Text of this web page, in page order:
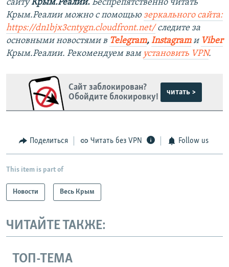
сайтуКрым.Реалии. Беспрепятственно читать
Крым.Реалии можно с помощью зеркального сайта:
https://dn1bjx3cntygn.cloudfront.net/следите за
основными новостями в Telegram, Instagramи Viber
Крым.Реалии. Рекомендуем вам установить VPN.
Сайт заблокирован?
Обойдите блокировку!
читать >
Поделиться Читать без VPN Follow us
This item is part of
Новости Весь Крым
ЧИТАЙТЕ ТАКЖЕ:
ТОП-ТЕМА